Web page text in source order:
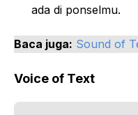
ada di ponselmu.
Baca juga: Sound of
Voice of Text